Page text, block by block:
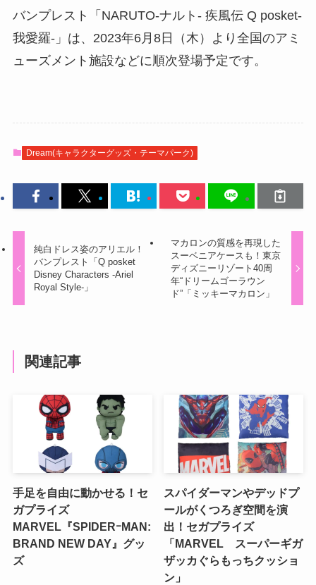
バンプレスト「NARUTO-ナルト- 疾風伝 Q posket-
我愛羅-」は、2023年6月8日（木）より全国のアミ
ューズメント施設などに順次登場予定です。
Dream(キャラクターグッズ・テーマパーク)
純白ドレス姿のアリエル！
バンプレスト「Q posket
Disney Characters -Ariel
Royal Style-」
マカロンの質感を再現した
スーベニアケースも！東京
ディズニーリゾート40周
年“ドリームゴーラウン
ド”「ミッキーマカロン」
関連記事
手足を自由に動かせる！セ
ガプライズ
MARVEL『SPIDERｰMAN:
BRAND NEW DAY』グッ
ズ
スパイダーマンやデッドプ
ールがくつろぎ空間を演
出！セガプライズ
「MARVEL スーパーギガ
ザッカぐらもっちクッショ
ン」